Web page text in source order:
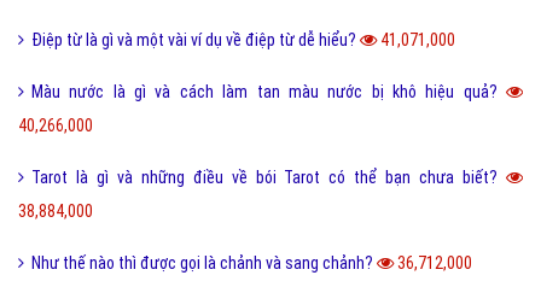
Điệp từ là gì và một vài ví dụ về điệp từ dễ hiểu? 41,071,000
Màu nước là gì và cách làm tan màu nước bị khô hiệu quả?
40,266,000
Tarot là gì và những điều về bói Tarot có thể bạn chưa biết?
38,884,000
Như thế nào thì được gọi là chảnh và sang chảnh? 36,712,000